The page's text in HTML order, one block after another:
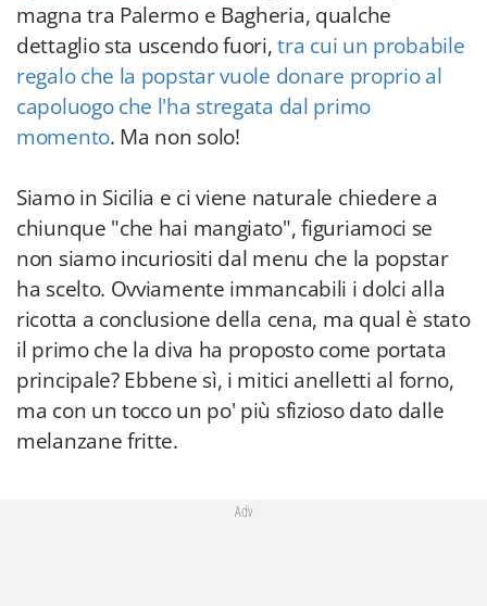
magna tra Palermo e Bagheria, qualche
dettaglio sta uscendo fuori,tra cui un probabile
regalo che la popstar vuole donare proprio al
capoluogo che l'ha stregata dal primo
momento. Ma non solo!
Siamo in Sicilia e ci viene naturale chiedere a
chiunque "che hai mangiato", figuriamoci se
non siamo incuriositi dal menu che la popstar
ha scelto. Ovviamente immancabili i dolci alla
ricotta a conclusione della cena, ma qual è stato
il primo che la diva ha proposto come portata
principale? Ebbene sì, i mitici anelletti al forno,
ma con un tocco un po' più sfizioso dato dalle
melanzane fritte.
Adv